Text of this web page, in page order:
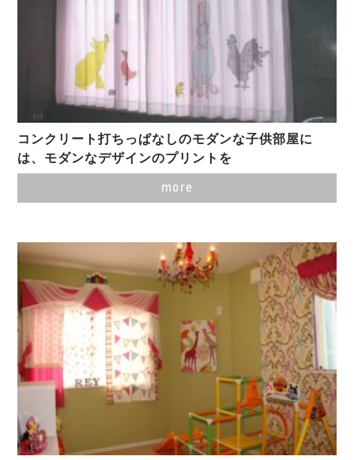
コンクリート打ちっぱなしのモダンな子供部屋に
は、モダンなデザインのプリントを
more